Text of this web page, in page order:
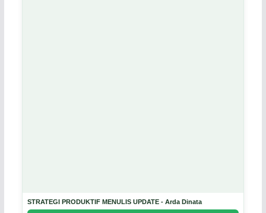
STRATEGI PRODUKTIF MENULIS UPDATE - Arda Dinata